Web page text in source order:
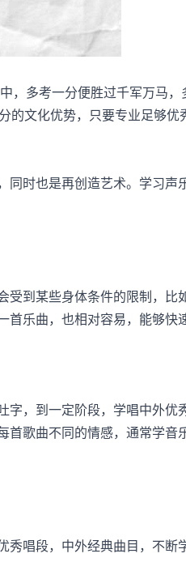
多考一分便胜过千军万马，
文化优势，只要专业足够
时也是再创造艺术。学习声
到某些身体条件的限制，比
乐曲，也相对容易，能够快
，到一定阶段，学唱中外优
歌曲不同的情感，通常学
唱段，中外经典曲目，不断